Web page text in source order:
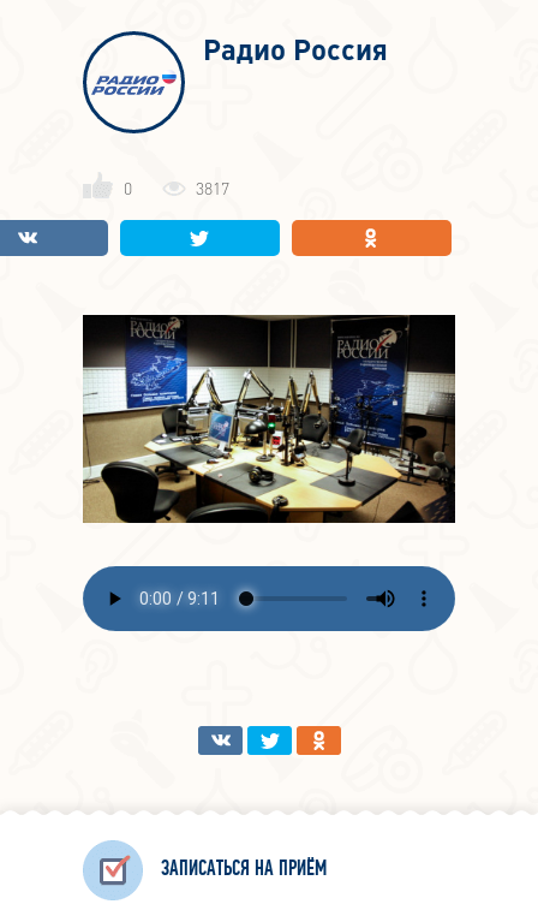
Радио Россия
0 3817
ЗАПИСАТЬСЯ НА ПРИЁМ